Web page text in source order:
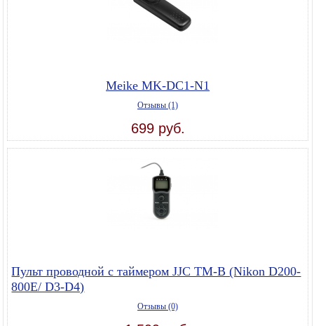
Meike MK-DC1-N1
Отзывы (1)
699 руб.
Пульт проводной с таймером JJC TM-B (Nikon D200-
800E/ D3-D4)
Отзывы (0)